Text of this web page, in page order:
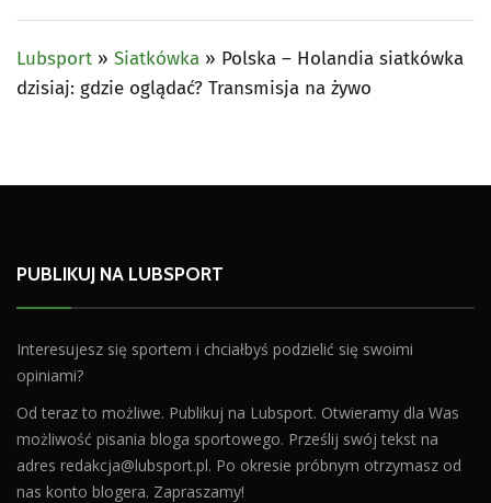
Lubsport » Siatkówka » Polska – Holandia siatkówka
dzisiaj: gdzie oglądać? Transmisja na żywo
PUBLIKUJ NA LUBSPORT
Interesujesz się sportem i chciałbyś podzielić się swoimi
opiniami?
Od teraz to możliwe. Publikuj na Lubsport. Otwieramy dla Was
możliwość pisania bloga sportowego. Prześlij swój tekst na
adres redakcja@lubsport.pl. Po okresie próbnym otrzymasz od
nas konto blogera. Zapraszamy!